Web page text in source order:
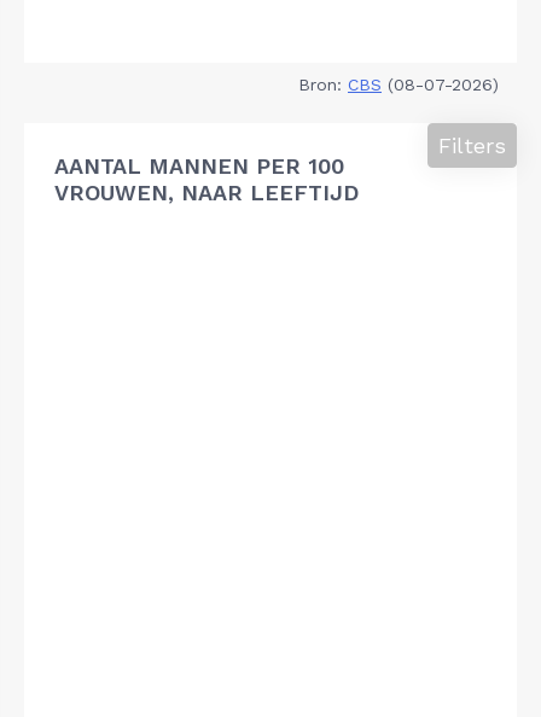
Bron: CBS (08-07-2026)
AANTAL MANNEN PER 100
VROUWEN, NAAR LEEFTIJD
Filters